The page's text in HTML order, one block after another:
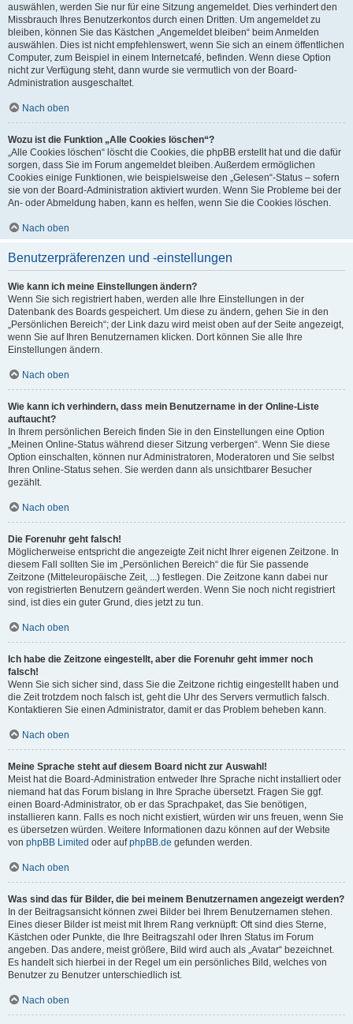
auswählen, werden Sie nur für eine Sitzung angemeldet. Dies verhindert den
Missbrauch Ihres Benutzerkontos durch einen Dritten. Um angemeldet zu
bleiben, können Sie das Kästchen „Angemeldet bleiben“ beim Anmelden
auswählen. Dies ist nicht empfehlenswert, wenn Sie sich an einem öffentlichen
Computer, zum Beispiel in einem Internetcafé, befinden. Wenn diese Option
nicht zur Verfügung steht, dann wurde sie vermutlich von der Board-
Administration ausgeschaltet.
Nach oben
Wozu ist die Funktion „Alle Cookies löschen“?
„Alle Cookies löschen“ löscht die Cookies, die phpBB erstellt hat und die dafür
sorgen, dass Sie im Forum angemeldet bleiben. Außerdem ermöglichen
Cookies einige Funktionen, wie beispielsweise den „Gelesen“-Status – sofern
sie von der Board-Administration aktiviert wurden. Wenn Sie Probleme bei der
An- oder Abmeldung haben, kann es helfen, wenn Sie die Cookies löschen.
Nach oben
Benutzerpräferenzen und -einstellungen
Wie kann ich meine Einstellungen ändern?
Wenn Sie sich registriert haben, werden alle Ihre Einstellungen in der
Datenbank des Boards gespeichert. Um diese zu ändern, gehen Sie in den
„Persönlichen Bereich“; der Link dazu wird meist oben auf der Seite angezeigt,
wenn Sie auf Ihren Benutzernamen klicken. Dort können Sie alle Ihre
Einstellungen ändern.
Nach oben
Wie kann ich verhindern, dass mein Benutzername in der Online-Liste
auftaucht?
In Ihrem persönlichen Bereich finden Sie in den Einstellungen eine Option
„Meinen Online-Status während dieser Sitzung verbergen“. Wenn Sie diese
Option einschalten, können nur Administratoren, Moderatoren und Sie selbst
Ihren Online-Status sehen. Sie werden dann als unsichtbarer Besucher
gezählt.
Nach oben
Die Forenuhr geht falsch!
Möglicherweise entspricht die angezeigte Zeit nicht Ihrer eigenen Zeitzone. In
diesem Fall sollten Sie im „Persönlichen Bereich“ die für Sie passende
Zeitzone (Mitteleuropäische Zeit, ...) festlegen. Die Zeitzone kann dabei nur
von registrierten Benutzern geändert werden. Wenn Sie noch nicht registriert
sind, ist dies ein guter Grund, dies jetzt zu tun.
Nach oben
Ich habe die Zeitzone eingestellt, aber die Forenuhr geht immer noch
falsch!
Wenn Sie sich sicher sind, dass Sie die Zeitzone richtig eingestellt haben und
die Zeit trotzdem noch falsch ist, geht die Uhr des Servers vermutlich falsch.
Kontaktieren Sie einen Administrator, damit er das Problem beheben kann.
Nach oben
Meine Sprache steht auf diesem Board nicht zur Auswahl!
Meist hat die Board-Administration entweder Ihre Sprache nicht installiert oder
niemand hat das Forum bislang in Ihre Sprache übersetzt. Fragen Sie ggf.
einen Board-Administrator, ob er das Sprachpaket, das Sie benötigen,
installieren kann. Falls es noch nicht existiert, würden wir uns freuen, wenn Sie
es übersetzen würden. Weitere Informationen dazu können auf der Website
von phpBB Limited oder aufphpBB.de gefunden werden.
Nach oben
Was sind das für Bilder, die bei meinem Benutzernamen angezeigt werden?
In der Beitragsansicht können zwei Bilder bei Ihrem Benutzernamen stehen.
Eines dieser Bilder ist meist mit Ihrem Rang verknüpft: Oft sind dies Sterne,
Kästchen oder Punkte, die Ihre Beitragszahl oder Ihren Status im Forum
angeben. Das andere, meist größere, Bild wird auch als „Avatar“ bezeichnet.
Es handelt sich hierbei in der Regel um ein persönliches Bild, welches von
Benutzer zu Benutzer unterschiedlich ist.
Nach oben